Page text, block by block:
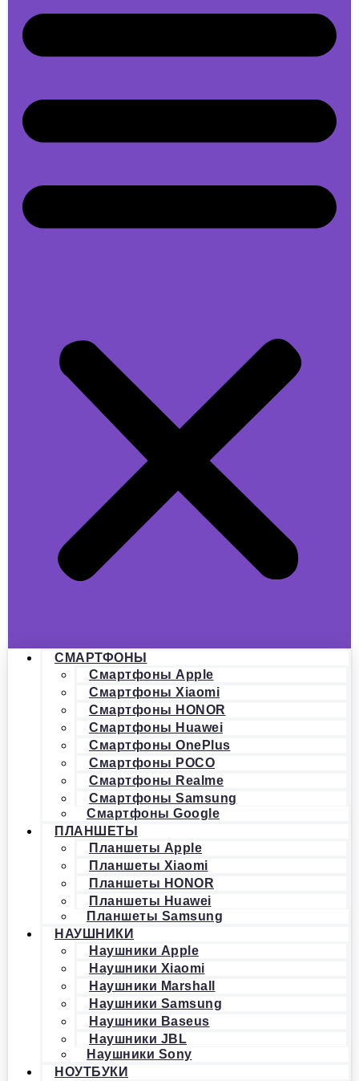
СМАРТФОНЫ
Смартфоны Apple
Смартфоны Xiaomi
Смартфоны HONOR
Смартфоны Huawei
Смартфоны OnePlus
Смартфоны POCO
Смартфоны Realme
Смартфоны Samsung
Смартфоны Google
ПЛАНШЕТЫ
Планшеты Apple
Планшеты Xiaomi
Планшеты HONOR
Планшеты Huawei
Планшеты Samsung
НАУШНИКИ
Наушники Apple
Наушники Xiaomi
Наушники Marshall
Наушники Samsung
Наушники Baseus
Наушники JBL
Наушники Sony
НОУТБУКИ